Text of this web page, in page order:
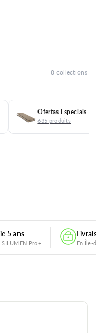
8 collections
Ofertas Especiais
635 produits
5 ans
SILUMEN Pro+ En Île-